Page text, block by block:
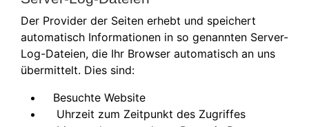
Der Provider der Seiten erhebt und speichert
automatisch Informationen in so genannten Server-
Log-Dateien, die Ihr Browser automatisch an uns
übermittelt. Dies sind:
Besuchte Website
Uhrzeit zum Zeitpunkt des Zugriffes